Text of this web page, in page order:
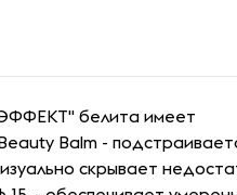
белита имеет
Balm -
скрывает